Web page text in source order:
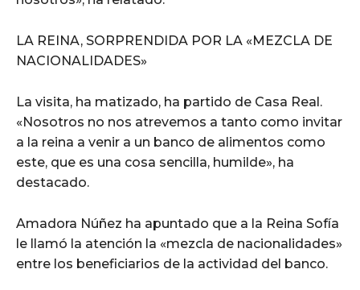
LA REINA, SORPRENDIDA POR LA «MEZCLA DE
NACIONALIDADES»
La visita, ha matizado, ha partido de Casa Real.
«Nosotros no nos atrevemos a tanto como invitar
a la reina a venir a un banco de alimentos como
este, que es una cosa sencilla, humilde», ha
destacado.
Amadora Núñez ha apuntado que a la Reina Sofía
le llamó la atención la «mezcla de nacionalidades»
entre los beneficiarios de la actividad del banco.